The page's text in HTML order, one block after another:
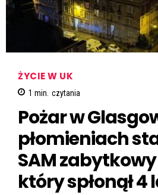
ŻYCIE W UK
1 min. czytania
Pożar w
płomieniach
SAM
który spłonął